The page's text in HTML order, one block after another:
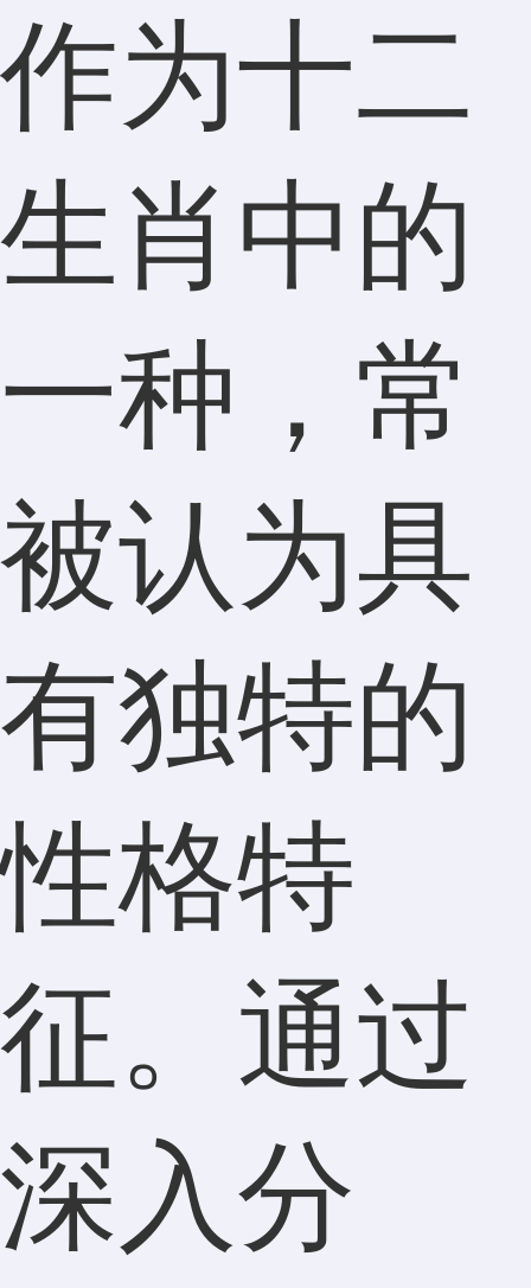
作为十二
生肖中的
一种，常
被认为具
有独特的
性格特
征。通过
深入分